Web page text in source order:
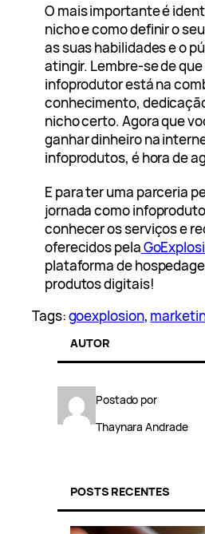
O mais importante é
nicho e como definir o
as suas habilidades e o
atingir. Lembre-se de
infoprodutor está na
conhecimento,
nicho certo. Agora que
ganhar dinheiro na
infoprodutos, é hora de
E para ter uma parceria
jornada como
conhecer os serviços e
oferecidos pela
plataforma de
produtos digitais!
Tags:goexplosion,
AUTOR
Postado por
Thaynara Andrade
POSTS RECENTES